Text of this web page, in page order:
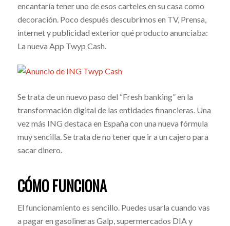
encantaría tener uno de esos carteles en su casa como
decoración. Poco después descubrimos en TV, Prensa,
internet y publicidad exterior qué producto anunciaba:
La nueva App Twyp Cash.
Se trata de un nuevo paso del “Fresh banking” en la
transformación digital de las entidades financieras. Una
vez más ING destaca en España con una nueva fórmula
muy sencilla. Se trata de no tener que ir a un cajero para
sacar dinero.
CÓMO FUNCIONA
El funcionamiento es sencillo. Puedes usarla cuando vas
a pagar en gasolineras Galp, supermercados DIA y